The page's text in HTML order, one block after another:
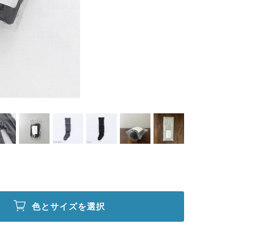
色とサイズを選択